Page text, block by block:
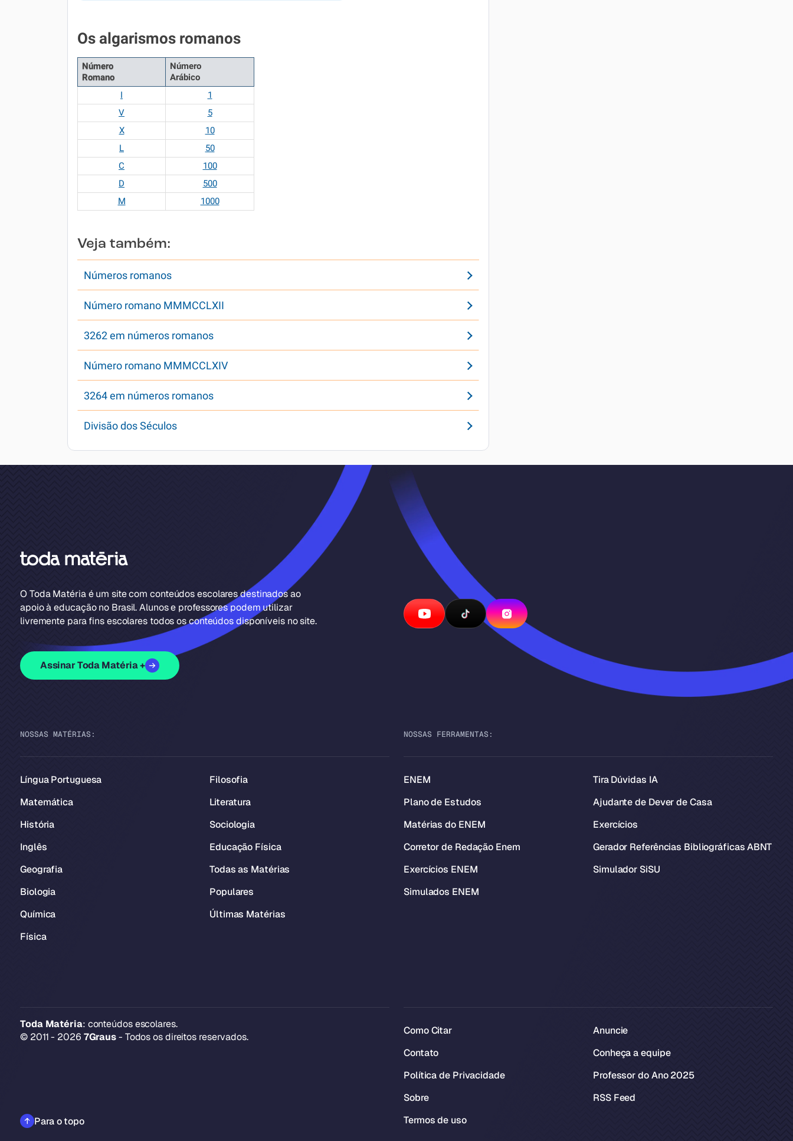
Os algarismos romanos
Número
Romano
Número
Arábico
I
1
V
5
X
10
L
50
C
100
D
500
M
1000
Veja também:
Números romanos
Número romano MMMCCLXII
3262 em números romanos
Número romano MMMCCLXIV
3264 em números romanos
Divisão dos Séculos
O Toda Matéria é um site com conteúdos escolares destinados ao
apoio à educação no Brasil. Alunos e professores podem utilizar
livremente para fins escolares todos os conteúdos disponíveis no site.
Assinar Toda Matéria +
NOSSAS MATÉRIAS:
Língua Portuguesa
Matemática
História
Inglês
Geografia
Biologia
Química
Física
Filosofia
Literatura
Sociologia
Educação Física
Todas as Matérias
Populares
Últimas Matérias
NOSSAS FERRAMENTAS:
ENEM
Plano de Estudos
Matérias do ENEM
Corretor de Redação Enem
Exercícios ENEM
Simulados ENEM
Tira Dúvidas IA
Ajudante de Dever de Casa
Exercícios
Gerador Referências Bibliográficas ABNT
Simulador SiSU
Toda Matéria: conteúdos escolares.
© 2011 - 2026 7Graus- Todos os direitos reservados.
Para o topo
Como Citar
Contato
Política de Privacidade
Sobre
Termos de uso
Anuncie
Conheça a equipe
Professor do Ano 2025
RSS Feed